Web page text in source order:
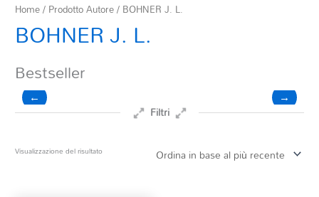
Home/ Prodotto Autore / BOHNER J. L.
BOHNER J. L.
Bestseller
← →
Filtri
Visualizzazione del risultato